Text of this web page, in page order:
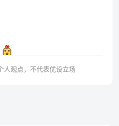
人观点，不代表优设立场